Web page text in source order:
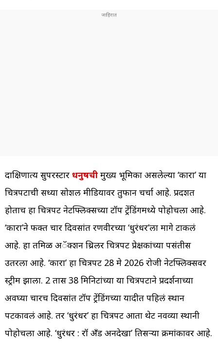
दाक्षिणात्य सुपरस्टार धनुषची मुख्य भूमिका असलेल्या ‘कारा’ या
चित्रपटाची सध्या सोशल मीडियावर तुफान चर्चा आहे. प्रदर्शित
होताच हा चित्रपट नेटफ्लिक्सच्या टॉप ट्रेंडिंगमध्ये पोहोचला आहे.
‘कारा’ने फक्त चार दिवसांत रणवीरच्या ‘धुरंधर’ला मागे टाकलं
आहे. हा तमिळ अॅक्शन थ्रिलर चित्रपट प्रेक्षकांच्या पसंतीस
उतरला आहे. ‘कारा’ हा चित्रपट 28 मे 2026 रोजी नेटफ्लिक्सवर
स्ट्रीम झाला. 2 तास 38 मिनिटांच्या या चित्रपटाने प्रदर्शनाच्या
अवघ्या चारच दिवसांत टॉप ट्रेंडिंगच्या यादीत पहिलं स्थान
पटकावलं आहे. तर ‘धुरंधर’ हा चित्रपट आता थेट नवव्या स्थानी
पोहोचला आहे. ‘धुरंधर : रॉ अँड अनदेखा’ तिसऱ्या क्रमांकावर आहे.